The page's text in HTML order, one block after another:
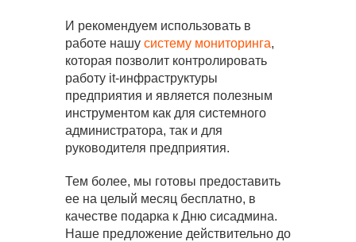
И рекомендуем использовать в
работе нашу систему мониторинга,
которая позволит контролировать
работу it-инфраструктуры
предприятия и является полезным
инструментом как для системного
администратора, так и для
руководителя предприятия.
Тем более, мы готовы предоставить
ее на целый месяц бесплатно, в
качестве подарка к Дню сисадмина.
Наше предложение действительно до